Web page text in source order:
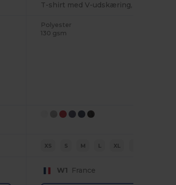
Polyester
130 gsm
XS S M L XL
W1 France